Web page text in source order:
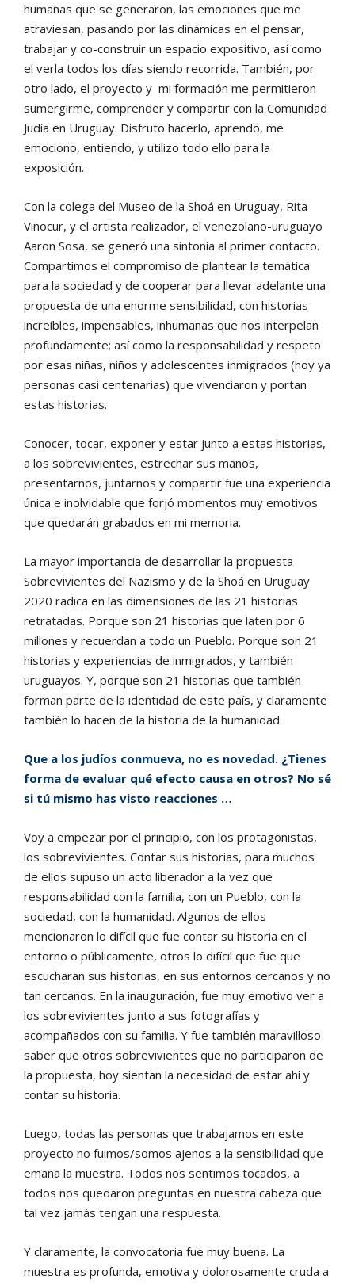
humanas que se generaron, las emociones que me
atraviesan, pasando por las dinámicas en el pensar,
trabajar y co-construir un espacio expositivo, así como
el verla todos los días siendo recorrida. También, por
otro lado, el proyecto y mi formación me permitieron
sumergirme, comprender y compartir con la Comunidad
Judía en Uruguay. Disfruto hacerlo, aprendo, me
emociono, entiendo, y utilizo todo ello para la
exposición.
Con la colega del Museo de la Shoá en Uruguay, Rita
Vinocur, y el artista realizador, el venezolano-uruguayo
Aaron Sosa, se generó una sintonía al primer contacto.
Compartimos el compromiso de plantear la temática
para la sociedad y de cooperar para llevar adelante una
propuesta de una enorme sensibilidad, con historias
increíbles, impensables, inhumanas que nos interpelan
profundamente; así como la responsabilidad y respeto
por esas niñas, niños y adolescentes inmigrados (hoy ya
personas casi centenarias) que vivenciaron y portan
estas historias.
Conocer, tocar, exponer y estar junto a estas historias,
a los sobrevivientes, estrechar sus manos,
presentarnos, juntarnos y compartir fue una experiencia
única e inolvidable que forjó momentos muy emotivos
que quedarán grabados en mi memoria.
La mayor importancia de desarrollar la propuesta
Sobrevivientes del Nazismo y de la Shoá en Uruguay
2020 radica en las dimensiones de las 21 historias
retratadas. Porque son 21 historias que laten por 6
millones y recuerdan a todo un Pueblo. Porque son 21
historias y experiencias de inmigrados, y también
uruguayos. Y, porque son 21 historias que también
forman parte de la identidad de este país, y claramente
también lo hacen de la historia de la humanidad.
Que a los judíos conmueva, no es novedad. ¿Tienes
forma de evaluar qué efecto causa en otros? No sé
si tú mismo has visto reacciones …
Voy a empezar por el principio, con los protagonistas,
los sobrevivientes. Contar sus historias, para muchos
de ellos supuso un acto liberador a la vez que
responsabilidad con la familia, con un Pueblo, con la
sociedad, con la humanidad. Algunos de ellos
mencionaron lo difícil que fue contar su historia en el
entorno o públicamente, otros lo difícil que fue que
escucharan sus historias, en sus entornos cercanos y no
tan cercanos. En la inauguración, fue muy emotivo ver a
los sobrevivientes junto a sus fotografías y
acompañados con su familia. Y fue también maravilloso
saber que otros sobrevivientes que no participaron de
la propuesta, hoy sientan la necesidad de estar ahí y
contar su historia.
Luego, todas las personas que trabajamos en este
proyecto no fuimos/somos ajenos a la sensibilidad que
emana la muestra. Todos nos sentimos tocados, a
todos nos quedaron preguntas en nuestra cabeza que
tal vez jamás tengan una respuesta.
Y claramente, la convocatoria fue muy buena. La
muestra es profunda, emotiva y dolorosamente cruda a